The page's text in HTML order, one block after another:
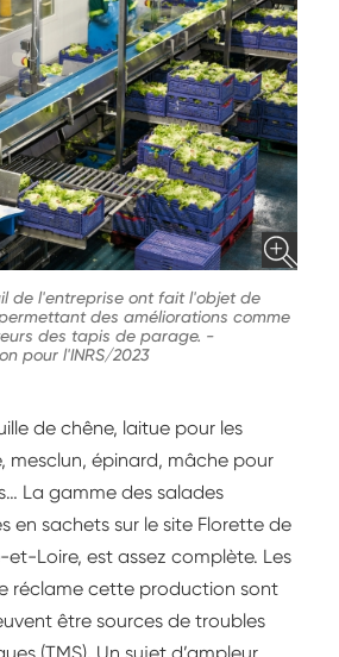
de l'entreprise ont fait l'objet de
des améliorations comme
des tapis de parage. -
pour l'INRS/2023
de chêne, laitue pour les
mesclun, épinard, mâche pour
La gamme des salades
en sachets sur le site Florette de
Loire, est assez complète. Les
réclame cette production sont
être sources de troubles
(TMS). Un sujet d’ampleur